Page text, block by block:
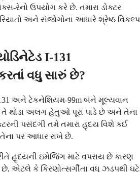
રેનો ઉપયોગ કરે છે. તમારા ડોક્ટર
અને સંજોગોના આધારે શ્રેષ્ઠ વિકલ્પ
I-131
વધુ સારું છે?
અને ટેકનેશિયમ-99m બંને મૂલ્યવાન
તે થોડા અલગ હેતુઓ પૂરા પાડે છે અને તેના
પસંદગી તમે તમારા હૃદય વિશે કઈ
પર આધાર રાખે છે.
હૃદયની ઇમેજિંગ માટે વપરાય છે કારણ
એટલે કે કિરણોત્સર્ગીતા વધુ ઝડપથી ઘટે